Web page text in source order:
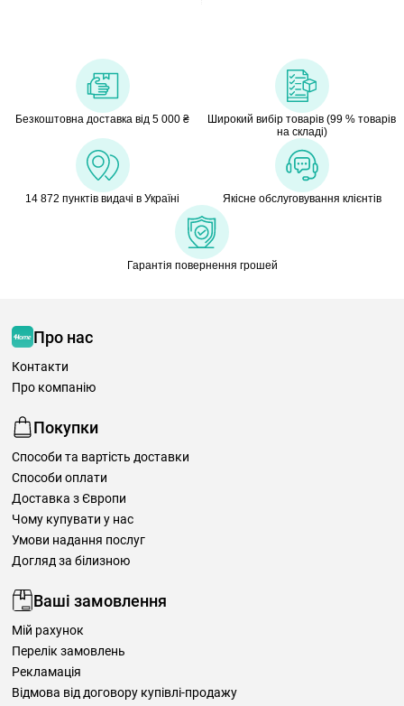
Безкоштовна доставка від 5 000 ₴
Широкий вибір товарів (99 % товарів
на складі)
14 872 пунктів видачі в Україні Якісне обслуговування клієнтів
Гарантія повернення грошей
Про нас
Контакти
Про компанію
Покупки
Способи та вартість доставки
Способи оплати
Доставка з Європи
Чому купувати у нас
Умови надання послуг
Догляд за білизною
Ваші замовлення
Мій рахунок
Перелік замовлень
Рекламація
Відмова від договору купівлі-продажу